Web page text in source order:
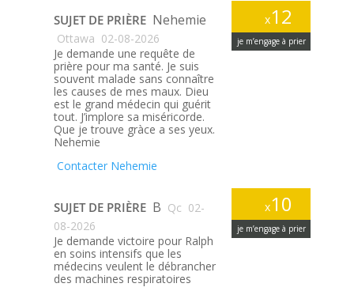
x12
je m’engage à prier
SUJET DE PRIÈRE Nehemie
Ottawa 02-08-2026
Je demande une requête de
prière pour ma santé. Je suis
souvent malade sans connaître
les causes de mes maux. Dieu
est le grand médecin qui guérit
tout. J’implore sa miséricorde.
Que je trouve gràce a ses yeux.
Nehemie
Contacter Nehemie
x10
je m’engage à prier
SUJET DE PRIÈRE B Qc 02-
08-2026
Je demande victoire pour Ralph
en soins intensifs que les
médecins veulent le débrancher
des machines respiratoires